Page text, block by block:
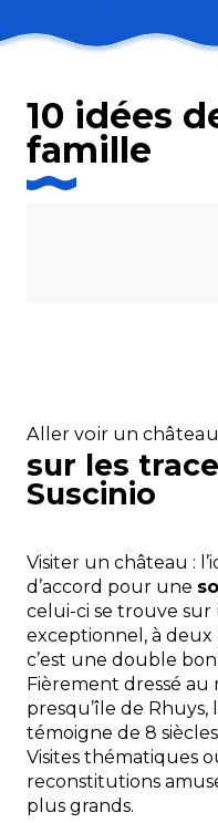
10 idées
famille
Les menhirs
L’étang de la
Brocéliande
Le Val sans
Pontivy
Le Faouët
Port-Louis
Aller voir un
sur les
Suscinio
Visiter un château :
d’accord pour une
celui-ci se trouve sur
exceptionnel, à deux
c’est une double
Fièrement dressé au
presqu’île de Rhuys,
témoigne de 8
Visites thématiques
reconstitutions
plus grands.